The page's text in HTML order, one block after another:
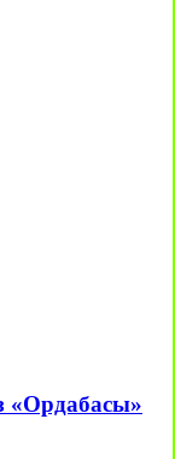
«Ордабасы»